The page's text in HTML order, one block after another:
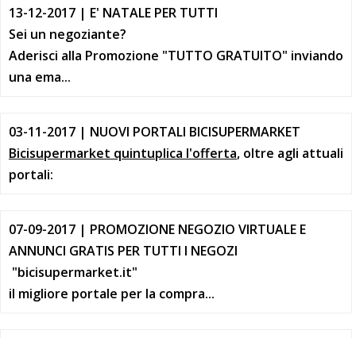
13-12-2017 | E' NATALE PER TUTTI
Sei un negoziante?
Aderisci alla Promozione "TUTTO GRATUITO" inviando
una ema...
03-11-2017 | NUOVI PORTALI BICISUPERMARKET
Bicisupermarket quintuplica l'offerta, oltre agli attuali
portali:
07-09-2017 | PROMOZIONE NEGOZIO VIRTUALE E
ANNUNCI GRATIS PER TUTTI I NEGOZI
"bicisupermarket.it"
il migliore portale per la compra...